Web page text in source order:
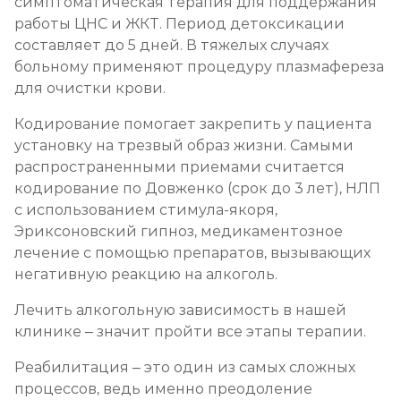
работы ЦНС и ЖКТ. Период детоксикации
составляет до 5 дней. В тяжелых случаях
больному применяют процедуру плазмафереза
для очистки крови.
Кодирование помогает закрепить у пациента
установку на трезвый образ жизни. Самыми
распространенными приемами считается
кодирование по Довженко (срок до 3 лет), НЛП
с использованием стимула-якоря,
Эриксоновский гипноз, медикаментозное
лечение с помощью препаратов, вызывающих
негативную реакцию на алкоголь.
Лечить алкогольную зависимость в нашей
клинике – значит пройти все этапы терапии.
Реабилитация – это один из самых сложных
процессов, ведь именно преодоление